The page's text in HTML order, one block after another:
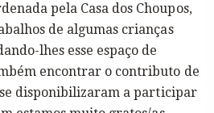
pela Casa dos Choupos,
de algumas crianças
lhes esse espaço de
encontrar o contributo de
disponibilizaram a participar